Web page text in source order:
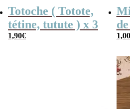
Totoche ( Totote,
tétine, tutute ) x 3
1,90€ 1,00